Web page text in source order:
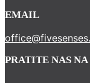
EMAIL
PRATITE NAS